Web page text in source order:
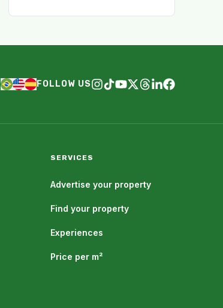
FOLLOW US
SERVICES
Advertise your property
Find your property
Experiences
Price per m²